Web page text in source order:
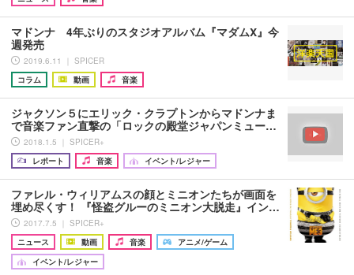
マドンナ 4年ぶりのスタジオアルバム『マダムX』今
週発売
2019.6.11 ｜ SPICER
コラム
動画 音楽
ジャクソン５にエリック・クラプトンからマドンナま
で音楽ファン直撃の「ロックの殿堂ジャパンミュー…
2018.1.5 ｜ SPICER+
レポート
音楽 イベント/レジャー
ファレル・ウィリアムスの顔とミニオンたちが画面を
埋め尽くす！ 『怪盗グルーのミニオン大脱走』イン…
2017.7.5 ｜ SPICER+
ニュース
動画 音楽
アニメ/ゲーム
イベント/レジャー